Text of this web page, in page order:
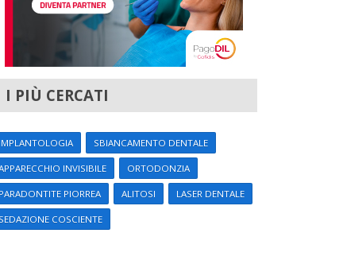
I PIÙ CERCATI
IMPLANTOLOGIA SBIANCAMENTO DENTALE
INVISIBILE ORTODONZIA
PARADONTITE PIORREA ALITOSI LASER DENTALE
SEDAZIONE COSCIENTE